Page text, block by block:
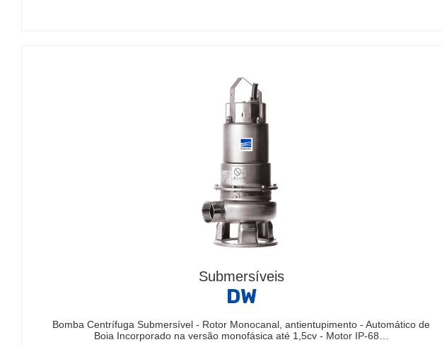
Submersíveis
DW
Bomba Centrífuga Submersível - Rotor Monocanal, antientupimento - Automático de
Boia Incorporado na versão monofásica até 1,5cv - Motor IP-68…